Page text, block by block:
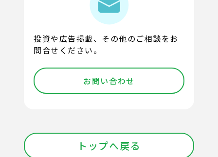
投資や広告掲載、その他のご相談をお
問合せください。
お問い合わせ
トップへ戻る